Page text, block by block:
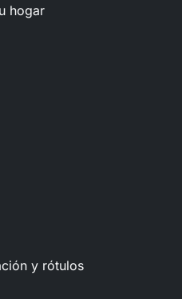
hogar
y rótulos